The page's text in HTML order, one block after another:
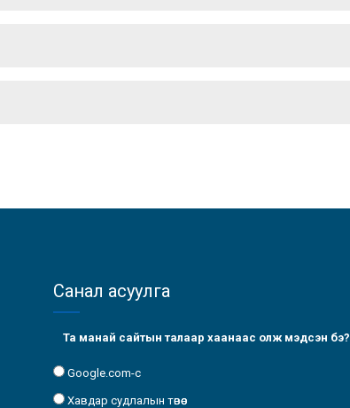
Санал асуулга
Та манай сайтын талаар хаанаас олж мэдсэн бэ?
Google.com-с
Хавдар судлалын төвөөс